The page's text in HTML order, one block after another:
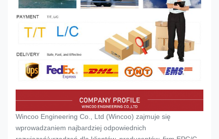
Wincoo Engineering Co., Ltd (Wincoo) zajmuje się
wprowadzaniem najbardziej odpowiednich